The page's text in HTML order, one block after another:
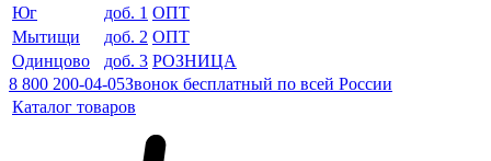
Юг
доб. 1 ОПТ
Мытищи
доб. 2 ОПТ
Одинцово
доб. 3 РОЗНИЦА
8 800 200-04-05Звонок бесплатный по всей России
Каталог товаров